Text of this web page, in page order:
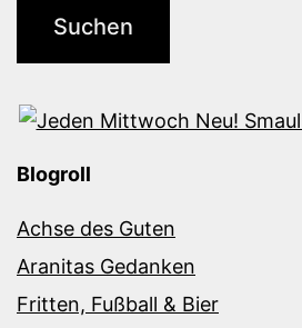
Blogroll
Achse des Guten
Aranitas Gedanken
Fritten, Fußball & Bier